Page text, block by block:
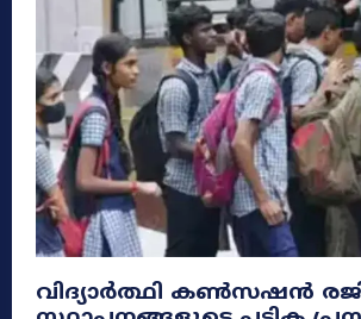
വിദ്യാർത്ഥി കൺസഷൻ